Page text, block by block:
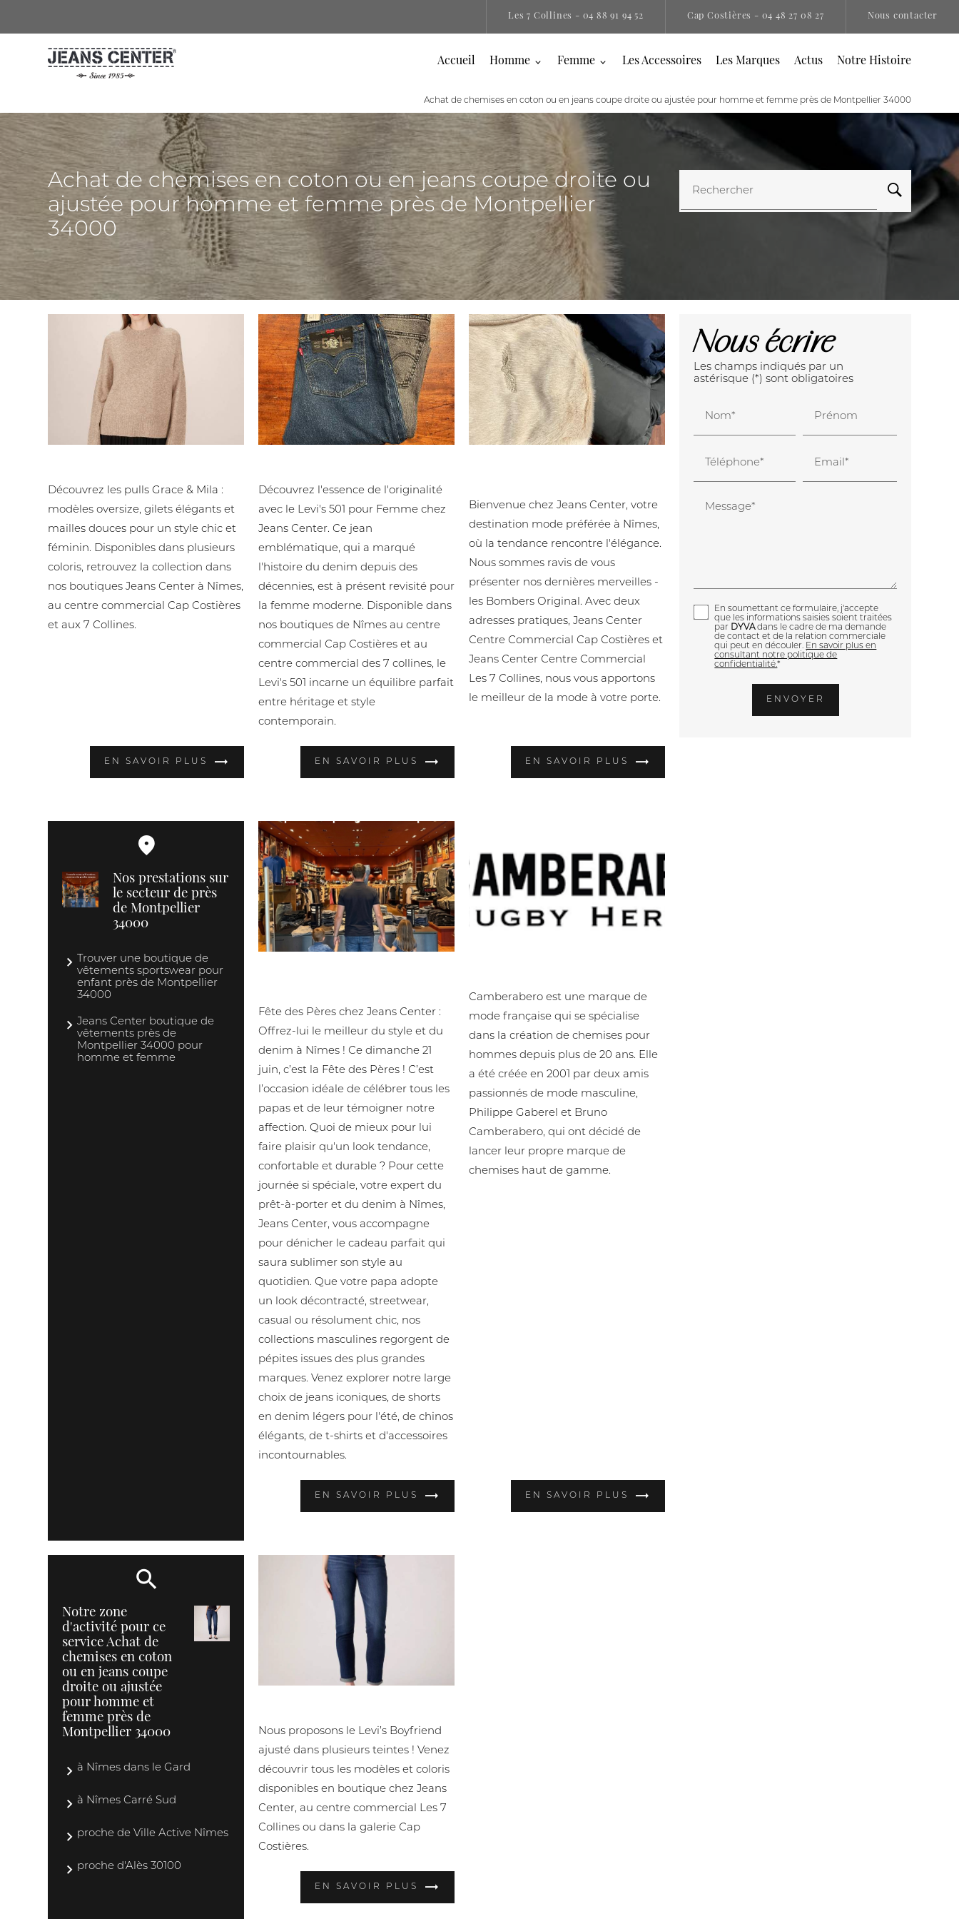
Les 7 Collines - 04 88 91 94 52 Cap Costières - 04 48 27 08 27 Nous contacter
Accueil Homme Femme Les Accessoires Les Marques Actus Notre Histoire
Achat de chemises en coton ou en jeans coupe droite ou ajustée pour homme et femme près de Montpellier 34000
Achat de chemises en coton ou en jeans coupe droite ou
ajustée pour homme et femme près de Montpellier
34000
Rechercher
Découvrez les pulls Grace & Mila :
modèles oversize, gilets élégants et
mailles douces pour un style chic et
féminin. Disponibles dans plusieurs
coloris, retrouvez la collection dans
nos boutiques Jeans Center à Nîmes,
au centre commercial Cap Costières
et aux 7 Collines.
EN SAVOIR PLUS
Découvrez l'essence de l'originalité
avec le Levi's 501 pour Femme chez
Jeans Center. Ce jean
emblématique, qui a marqué
l'histoire du denim depuis des
décennies, est à présent revisité pour
la femme moderne. Disponible dans
nos boutiques de Nîmes au centre
commercial Cap Costières et au
centre commercial des 7 collines, le
Levi's 501 incarne un équilibre parfait
entre héritage et style
contemporain.
EN SAVOIR PLUS
Bienvenue chez Jeans Center, votre
destination mode préférée à Nîmes,
où la tendance rencontre l'élégance.
Nous sommes ravis de vous
présenter nos dernières merveilles -
les Bombers Original. Avec deux
adresses pratiques, Jeans Center
Centre Commercial Cap Costières et
Jeans Center Centre Commercial
Les 7 Collines, nous vous apportons
le meilleur de la mode à votre porte.
EN SAVOIR PLUS
Nos prestations sur
le secteur de près
de Montpellier
34000
Trouver une boutique de
vêtements sportswear pour
enfant près de Montpellier
34000
Jeans Center boutique de
vêtements près de
Montpellier 34000 pour
homme et femme
Fête des Pères chez Jeans Center :
Offrez-lui le meilleur du style et du
denim à Nîmes ! Ce dimanche 21
juin, c’est la Fête des Pères ! C’est
l’occasion idéale de célébrer tous les
papas et de leur témoigner notre
affection. Quoi de mieux pour lui
faire plaisir qu'un look tendance,
confortable et durable ? Pour cette
journée si spéciale, votre expert du
prêt-à-porter et du denim à Nîmes,
Jeans Center, vous accompagne
pour dénicher le cadeau parfait qui
saura sublimer son style au
quotidien. Que votre papa adopte
un look décontracté, streetwear,
casual ou résolument chic, nos
collections masculines regorgent de
pépites issues des plus grandes
marques. Venez explorer notre large
choix de jeans iconiques, de shorts
en denim légers pour l'été, de chinos
élégants, de t-shirts et d'accessoires
incontournables.
EN SAVOIR PLUS
Camberabero est une marque de
mode française qui se spécialise
dans la création de chemises pour
hommes depuis plus de 20 ans. Elle
a été créée en 2001 par deux amis
passionnés de mode masculine,
Philippe Gaberel et Bruno
Camberabero, qui ont décidé de
lancer leur propre marque de
chemises haut de gamme.
EN SAVOIR PLUS
Notre zone
d'activité pour ce
service Achat de
chemises en coton
ou en jeans coupe
droite ou ajustée
pour homme et
femme près de
Montpellier 34000
à Nîmes dans le Gard
à Nîmes Carré Sud
proche de Ville Active Nîmes
proche d'Alès 30100
Nous proposons le Levi’s Boyfriend
ajusté dans plusieurs teintes ! Venez
découvrir tous les modèles et coloris
disponibles en boutique chez Jeans
Center, au centre commercial Les 7
Collines ou dans la galerie Cap
Costières.
EN SAVOIR PLUS
Nous écrire
Les champs indiqués par un
astérisque (*) sont obligatoires
Nom* Prénom
Téléphone* Email*
Message*
En soumettant ce formulaire, j'accepte
que les informations saisies soient traitées
par DYVAdans le cadre de ma demande
de contact et de la relation commerciale
qui peut en découler. En savoir plus en
consultant notre politique de
confidentialité.*